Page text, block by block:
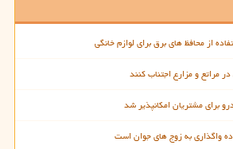
از محافظ های برق برای لوازم خانگی
و مزارع اجتناب کنند
برای مشتریان امکانپذیر شد